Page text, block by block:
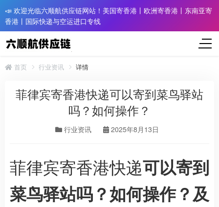
📣 欢迎光临六顺航供应链网站！美国寄香港丨欧洲寄香港丨东南亚寄
香港丨国际快递与空运进口专线
首页 行业资讯 详情
菲律宾寄香港快递可以寄到菜鸟驿站
吗？如何操作？
行业资讯 2025年8月13日
菲律宾寄香港快递可以寄到
菜鸟驿站吗？如何操作？及